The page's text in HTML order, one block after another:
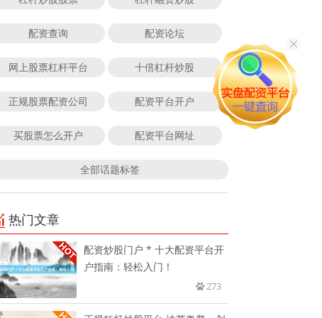
配资查询 配资论坛
网上股票杠杆平台 十倍杠杆炒股
正规股票配资公司 配资平台开户
买股票怎么开户 配资平台网址
全部话题标签
热门文章
配资炒股门户 * 十大配资平台开
户指南：轻松入门！
273